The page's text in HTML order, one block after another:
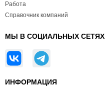
Работа
Справочник компаний
МЫ В СОЦИАЛЬНЫХ СЕТЯХ
ИНФОРМАЦИЯ